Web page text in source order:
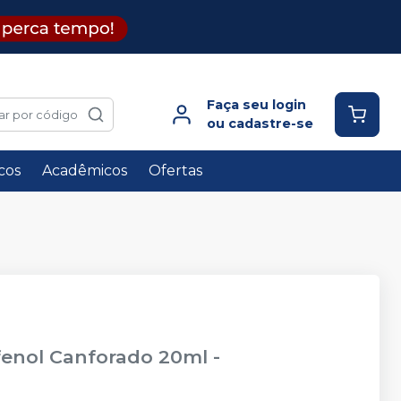
por código
Faça seu login
ou cadastre-se
Acadêmicos Ofertas
Canforado 20ml -